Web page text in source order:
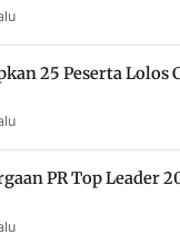
25 Peserta Lolos
PR Top Leader